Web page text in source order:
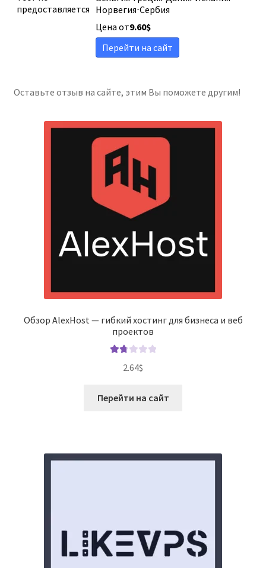
предоставляется Норвегия⋅Сербия
Цена от9.60$
Перейти на сайт
Оставьте отзыв на сайте, этим Вы поможете другим!
Обзор AlexHost — гибкий хостинг для бизнеса и веб
проектов
из 5
2.64$
Перейти на сайт